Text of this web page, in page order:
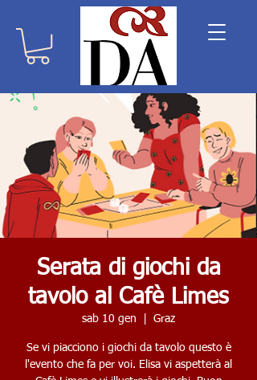
Serata di giochi da
tavolo al Cafè Limes
sab 10 gen Graz
Se vi piacciono i giochi da tavolo questo è
l'evento che fa per voi. Elisa vi aspetterà al